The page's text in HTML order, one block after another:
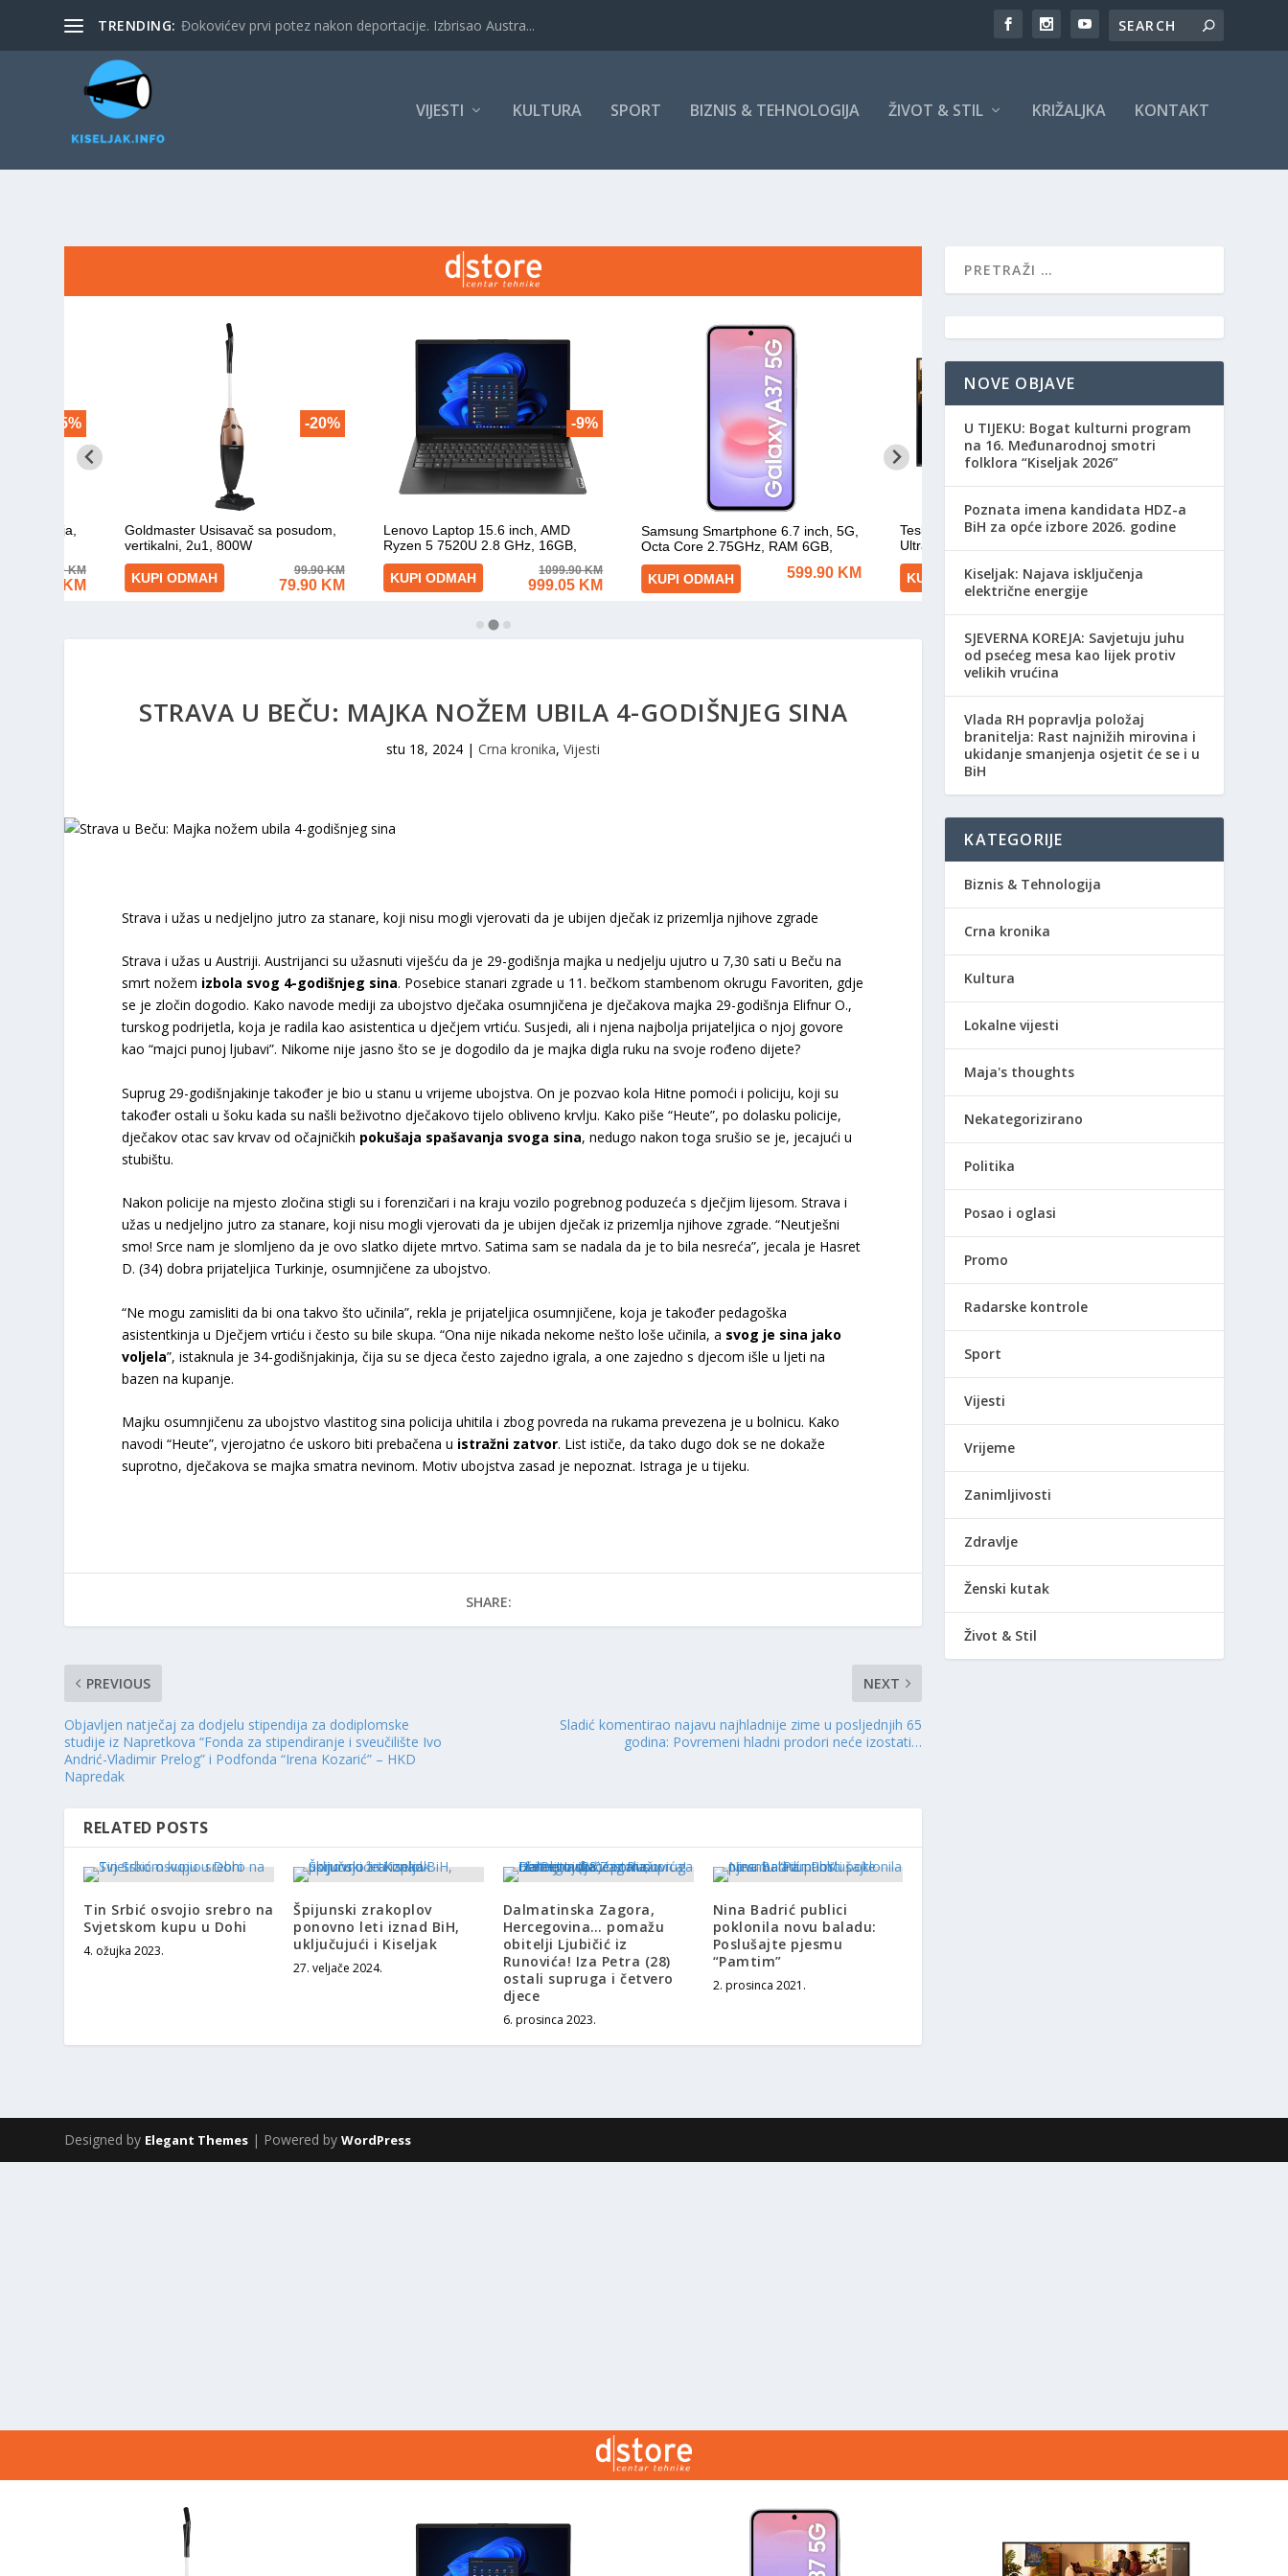
TRENDING: Đokovićev prvi potez nakon deportacije. Izbrisao Austra...
VIJESTI KULTURA SPORT BIZNIS & TEHNOLOGIJA ŽIVOT & STIL KRIŽALJKA KONTAKT
STRAVA U BEČU: MAJKA NOŽEM UBILA 4-GODIŠNJEG SINA
stu 18, 2024 |Crna kronika,Vijesti
Strava i užas u nedjeljno jutro za stanare, koji nisu mogli vjerovati da je ubijen dječak iz prizemlja njihove zgrade
Strava i užas u Austriji. Austrijanci su užasnuti viješću da je 29-godišnja majka u nedjelju ujutro u 7,30 sati u Beču na
smrt nožem izbola svog 4-godišnjeg sina. Posebice stanari zgrade u 11. bečkom stambenom okrugu Favoriten, gdje
se je zločin dogodio. Kako navode mediji za ubojstvo dječaka osumnjičena je dječakova majka 29-godišnja Elifnur O.,
turskog podrijetla, koja je radila kao asistentica u dječjem vrtiću. Susjedi, ali i njena najbolja prijateljica o njoj govore
kao “majci punoj ljubavi”. Nikome nije jasno što se je dogodilo da je majka digla ruku na svoje rođeno dijete?
Suprug 29-godišnjakinje također je bio u stanu u vrijeme ubojstva. On je pozvao kola Hitne pomoći i policiju, koji su
također ostali u šoku kada su našli beživotno dječakovo tijelo obliveno krvlju. Kako piše “Heute”, po dolasku policije,
dječakov otac sav krvav od očajničkih pokušaja spašavanja svoga sina, nedugo nakon toga srušio se je, jecajući u
stubištu.
Nakon policije na mjesto zločina stigli su i forenzičari i na kraju vozilo pogrebnog poduzeća s dječjim lijesom. Strava i
užas u nedjeljno jutro za stanare, koji nisu mogli vjerovati da je ubijen dječak iz prizemlja njihove zgrade. “Neutješni
smo! Srce nam je slomljeno da je ovo slatko dijete mrtvo. Satima sam se nadala da je to bila nesreća”, jecala je Hasret
D. (34) dobra prijateljica Turkinje, osumnjičene za ubojstvo.
“Ne mogu zamisliti da bi ona takvo što učinila”, rekla je prijateljica osumnjičene, koja je također pedagoška
asistentkinja u Dječjem vrtiću i često su bile skupa. “Ona nije nikada nekome nešto loše učinila, a svog je sina jako
voljela”, istaknula je 34-godišnjakinja, čija su se djeca često zajedno igrala, a one zajedno s djecom išle u ljeti na
bazen na kupanje.
Majku osumnjičenu za ubojstvo vlastitog sina policija uhitila i zbog povreda na rukama prevezena je u bolnicu. Kako
navodi “Heute”, vjerojatno će uskoro biti prebačena u istražni zatvor. List ističe, da tako dugo dok se ne dokaže
suprotno, dječakova se majka smatra nevinom. Motiv ubojstva zasad je nepoznat. Istraga je u tijeku.
SHARE:
PREVIOUS
Objavljen natječaj za dodjelu stipendija za dodiplomske
studije iz Napretkova “Fonda za stipendiranje i sveučilište Ivo
Andrić-Vladimir Prelog” i Podfonda “Irena Kozarić” – HKD
Napredak
NEXT
Sladić komentirao najavu najhladnije zime u posljednjih 65
godina: Povremeni hladni prodori neće izostati…
RELATED POSTS
Tin Srbić osvojio srebro na
Svjetskom kupu u Dohi
4. ožujka 2023.
Špijunski zrakoplov
ponovno leti iznad BiH,
uključujući i Kiseljak
27. veljače 2024.
Dalmatinska Zagora,
Hercegovina… pomažu
obitelji Ljubičić iz
Runovića! Iza Petra (28)
ostali supruga i četvero
djece
6. prosinca 2023.
Nina Badrić publici
poklonila novu baladu:
Poslušajte pjesmu
“Pamtim”
2. prosinca 2021.
NOVE OBJAVE
​U TIJEKU: Bogat kulturni program
na 16. Međunarodnoj smotri
folklora “Kiseljak 2026”
Poznata imena kandidata HDZ-a
BiH za opće izbore 2026. godine
Kiseljak: Najava isključenja
električne energije
SJEVERNA KOREJA: Savjetuju juhu
od psećeg mesa kao lijek protiv
velikih vrućina
Vlada RH popravlja položaj
branitelja: Rast najnižih mirovina i
ukidanje smanjenja osjetit će se i u
BiH
KATEGORIJE
Biznis & Tehnologija
Crna kronika
Kultura
Lokalne vijesti
Maja's thoughts
Nekategorizirano
Politika
Posao i oglasi
Promo
Radarske kontrole
Sport
Vijesti
Vrijeme
Zanimljivosti
Zdravlje
Ženski kutak
Život & Stil
Designed by Elegant Themes | Powered byWordPress